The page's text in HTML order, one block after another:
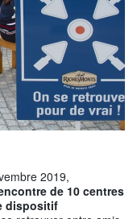
2019,
de 10 centres
dispositif